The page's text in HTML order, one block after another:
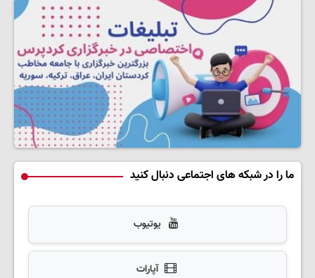
ما را در شبکه های اجتماعی دنبال کنید
یوتیوب
آپارات